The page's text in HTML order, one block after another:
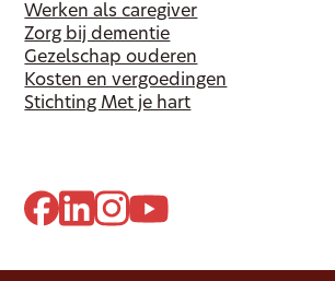
Werken als caregiver
Zorg bij dementie
Gezelschap ouderen
Kosten en vergoedingen
Stichting Met je hart